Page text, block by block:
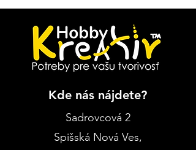
Kde nás nájdete?
Sadrovcová 2
Spišská Nová Ves,